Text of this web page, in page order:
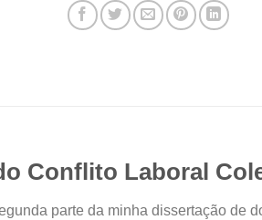
Conflito Laboral
parte da minha dissertação de